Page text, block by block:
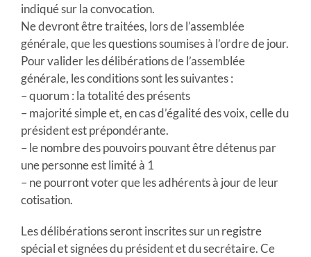
indiqué sur la convocation.
Ne devront être traitées, lors de l’assemblée
générale, que les questions soumises à l’ordre de jour.
Pour valider les délibérations de l’assemblée
générale, les conditions sont les suivantes :
– quorum : la totalité des présents
– majorité simple et, en cas d’égalité des voix, celle du
président est prépondérante.
– le nombre des pouvoirs pouvant être détenus par
une personne est limité à 1
– ne pourront voter que les adhérents à jour de leur
cotisation.
Les délibérations seront inscrites sur un registre
spécial et signées du président et du secrétaire. Ce